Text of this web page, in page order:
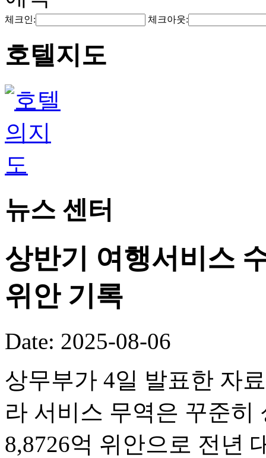
체크인: 체크아웃:
호텔지도
뉴스 센터
상반기 여행서비스
위안 기록
Date: 2025-08-06
상무부가 4일 발표한 자
라 서비스 무역은 꾸준히
8,8726억 위안으로 전년